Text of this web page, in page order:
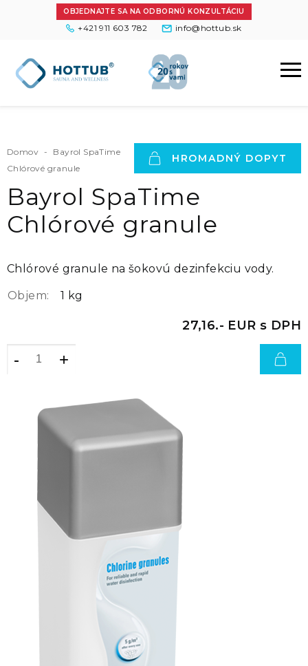
OBJEDNAJTE SA NA ODBORNÚ KONZULTÁCIU
+421 911 603 782 info@hottub.sk
HROMADNÝ DOPYT
Domov -
Bayrol SpaTime
Chlórové granule
Bayrol SpaTime
Chlórové granule
Chlórové granule na šokovú dezinfekciu vody.
Objem: 1 kg
27,16.- EUR s DPH
- +